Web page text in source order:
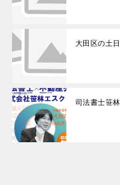
大田区の土
司法書士笹